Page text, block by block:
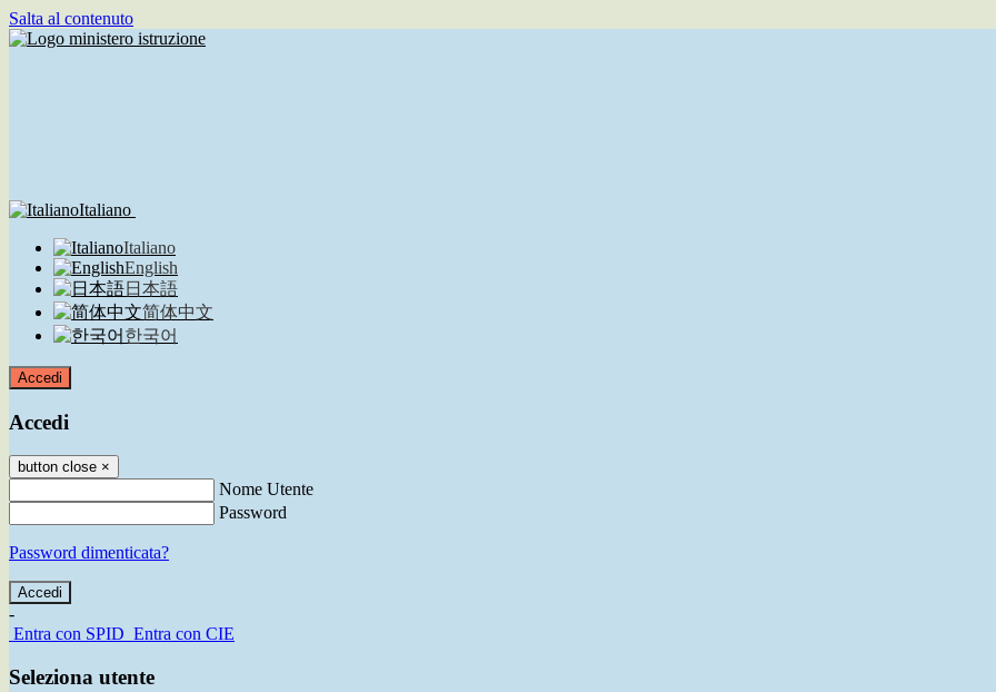
Salta al contenuto
Italiano
Italiano
English
日本語
简体中文
한국어
Accedi
Accedi
button close ×
Nome Utente
Password
Password dimenticata?
-
Entra con SPID Entra con CIE
Seleziona utente